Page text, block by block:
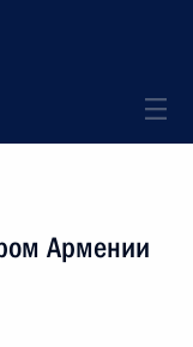
Армении